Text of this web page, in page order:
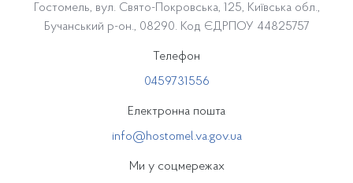
Гостомель, вул. Свято-Покровська, 125, Київська обл.,
Бучанський р-он., 08290. Код ЄДРПОУ 44825757
Телефон
0459731556
Електронна пошта
info@hostomel.va.gov.ua
Ми у соцмережах